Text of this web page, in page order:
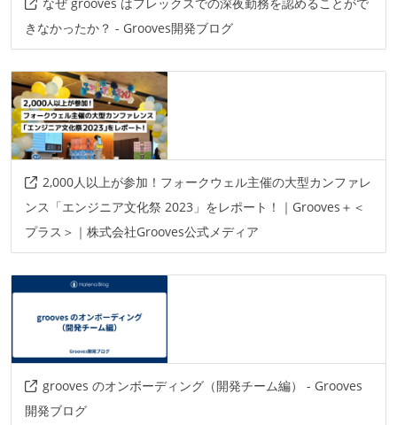
なぜ grooves はフレックスでの深夜勤務を認めることがで
きなかったか？ - Grooves開発ブログ
2,000人以上が参加！フォークウェル主催の大型カンファレ
ンス「エンジニア文化祭 2023」をレポート！｜Grooves＋＜
プラス＞｜株式会社Grooves公式メディア
grooves のオンボーディング（開発チーム編） - Grooves
開発ブログ